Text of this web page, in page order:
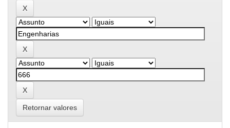
Retornar valores